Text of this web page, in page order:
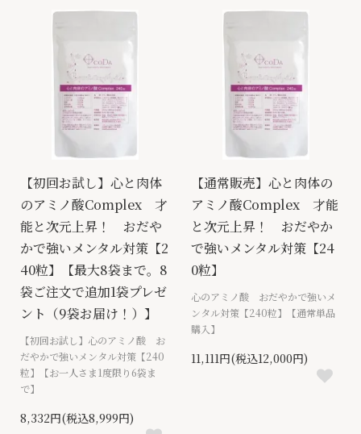
【初回お試し】心と肉体
のアミノ酸Complex 才
能と次元上昇！ おだや
かで強いメンタル対策【2
40粒】【最大8袋まで。8
袋ご注文で追加1袋プレゼ
ント（9袋お届け！）】
【初回お試し】心のアミノ酸 お
だやかで強いメンタル対策【240
粒】【お一人さま1度限り6袋ま
で】
8,332円(税込8,999円)
【通常販売】心と肉体の
アミノ酸Complex 才能
と次元上昇！ おだやか
で強いメンタル対策【24
0粒】
心のアミノ酸 おだやかで強いメ
ンタル対策【240粒】【通常単品
購入】
11,111円(税込12,000円)